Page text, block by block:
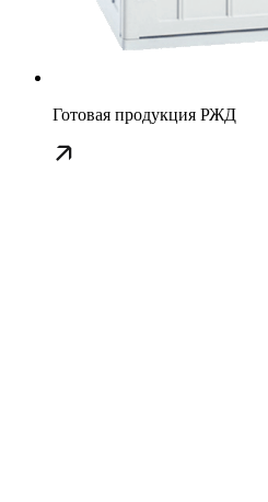
Готовая продукция РЖД